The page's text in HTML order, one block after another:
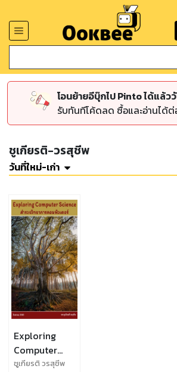
โอนย้ายอีบุ๊กไป Pinto ได้แล้ว
รับทันทีโค้ดลด ซื้อและอ่านได้
ชูเกียรติ-วรสุชีพ
วันที่ใหม่-เก่า
Exploring
Computer
Science
ชูเกียรติ วรสุชีพ